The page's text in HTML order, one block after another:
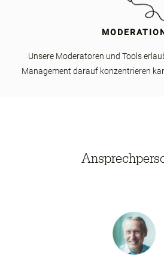
Unsere Moderatoren und Tools
Management darauf konzentrieren